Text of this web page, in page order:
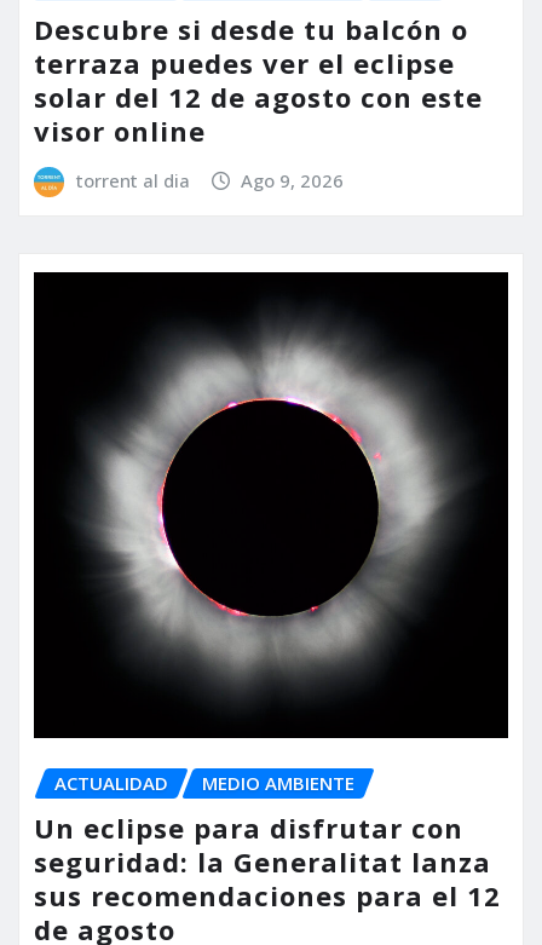
Descubre si desde tu balcón o
terraza puedes ver el eclipse
solar del 12 de agosto con este
visor online
torrent al dia Ago 9, 2026
ACTUALIDAD MEDIO AMBIENTE
Un eclipse para disfrutar con
seguridad: la Generalitat lanza
sus recomendaciones para el 12
de agosto